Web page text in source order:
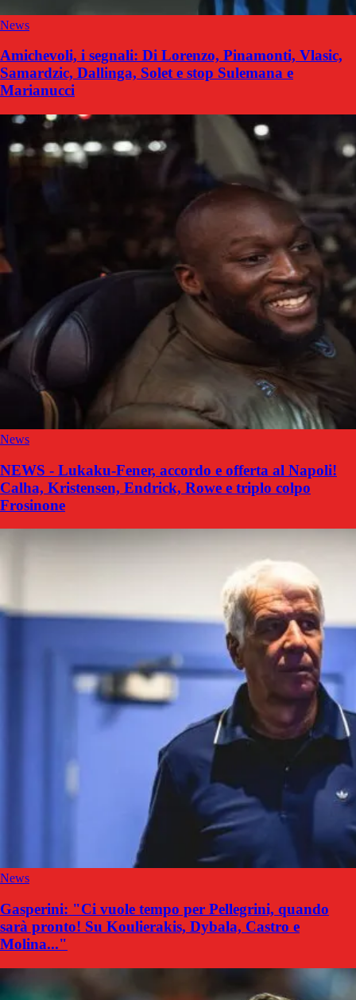
News
Amichevoli, i segnali: Di Lorenzo, Pinamonti, Vlasic,
Samardzic, Dallinga, Solet e stop Sulemana e
Marianucci
News
NEWS - Lukaku-Fener, accordo e offerta al Napoli!
Calha, Kristensen, Endrick, Rowe e triplo colpo
Frosinone
News
Gasperini: "Ci vuole tempo per Pellegrini, quando
sarà pronto! Su Koulierakis, Dybala, Castro e
Molina..."